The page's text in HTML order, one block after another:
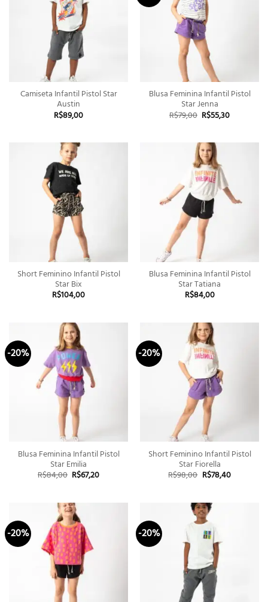
Camiseta Infantil Pistol Star
Austin
R$89,00
Blusa Feminina Infantil Pistol
Star Jenna
R$79,00 O
preço
R$79,00.
R$55,30O
R$55,30.
Short Feminino Infantil Pistol
Star Bix
R$104,00
Blusa Feminina Infantil Pistol
Star Tatiana
R$84,00
-20%
Blusa Feminina Infantil Pistol
Star Emilia
R$84,00 O
preço
R$84,00.
R$67,20O
R$67,20.
-20%
Short Feminino Infantil Pistol
Star Fiorella
R$98,00 O
preço
R$98,00.
R$78,40O
-20% -20%